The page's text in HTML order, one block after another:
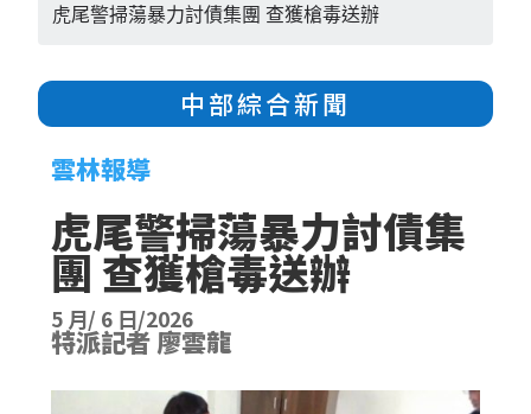
虎尾警掃蕩暴力討債集團 查獲槍毒送辦
中部綜合新聞
雲林報導
虎尾警掃蕩暴力討債集
團 查獲槍毒送辦
5 月/ 6 日/2026
特派記者 廖雲龍